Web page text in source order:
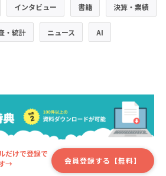
インタビュー 書籍 決算・業績
・統計 ニュース AI
だけで登録で
→
会員登録する【無料】